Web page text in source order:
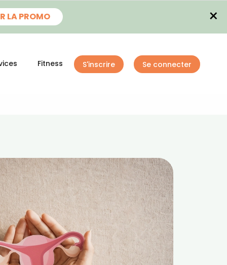
LA PROMO ×
Fitness S'inscrire Se connecter